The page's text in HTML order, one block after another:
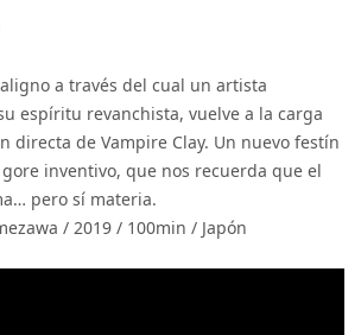
a través del cual un artista
espíritu revanchista, vuelve a la carga
directa de Vampire Clay. Un nuevo festín
gore inventivo, que nos recuerda que el
pero sí materia.
/ 2019 / 100min / Japón